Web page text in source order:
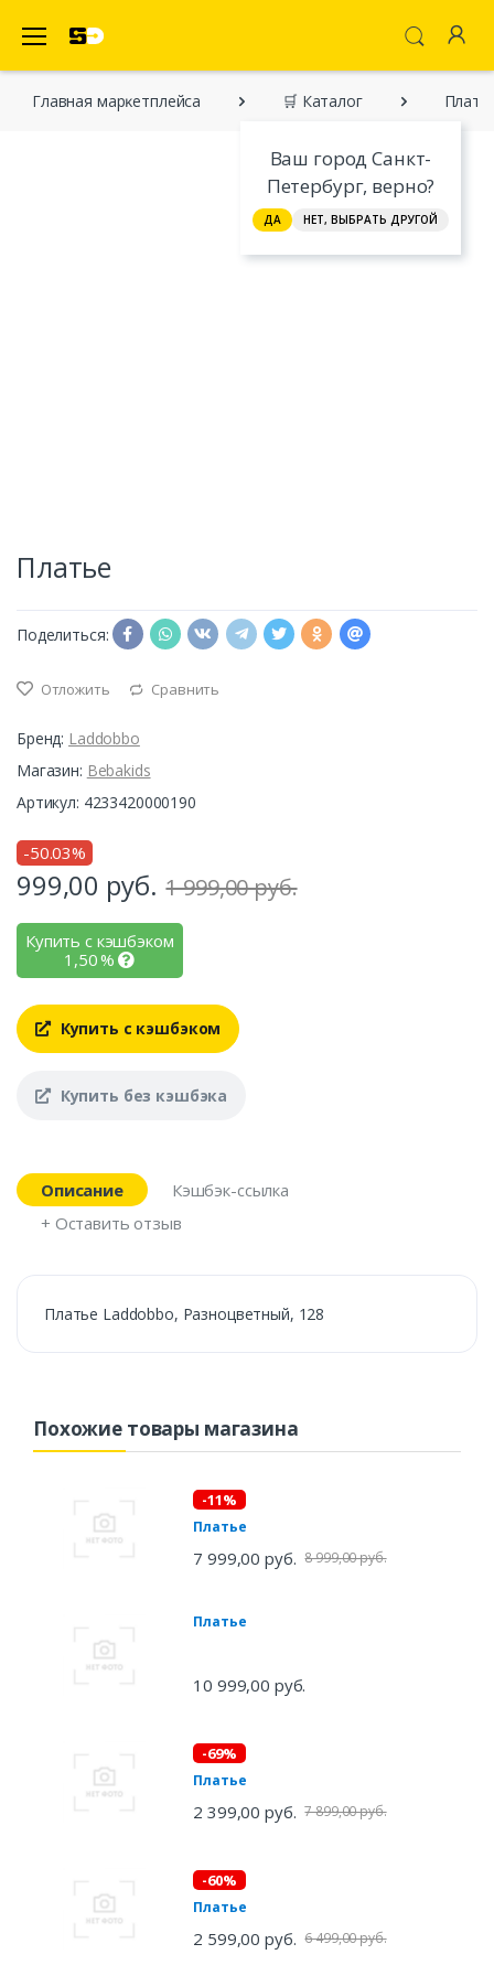
Ваш город Санкт-
Петербург, верно?
ДА НЕТ, ВЫБРАТЬ ДРУГОЙ
Главная марĸетплейса 🛒 Каталог
Платье
Поделиться:
Отложить Сравнить
Бренд: Laddobbo
Магазин: Bebakids
Артикул: 4233420000190
-50.03%
999,00 руб. 1 999,00 руб.
Купить с кэшбэком
1,50%
Купить с кэшбэком
Купить без кэшбэка
Описание
Кэшбэк-ссылка
+ Оставить отзыв
Платье Laddobbo, Разноцветный, 128
Похожие товары магазина
-11%
Платье
7 999,00 руб. 8 999,00 руб.
Платье
10 999,00 руб.
-69%
Платье
2 399,00 руб. 7 899,00 руб.
-60%
Платье
2 599,00 руб. 6 499,00 руб.